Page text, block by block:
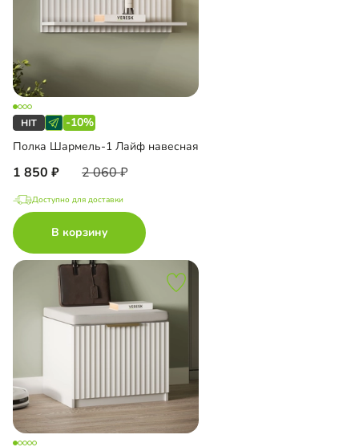
-10%
Полка Шармель-1 Лайф навесная
1 850 2 060
Доступно для доставки
В корзину